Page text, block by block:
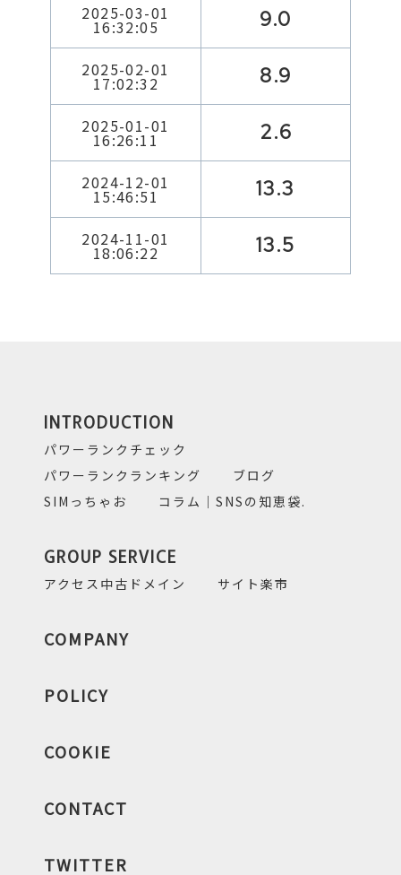
2025-03-01
16:32:05 9.0
2025-02-01
17:02:32 8.9
2025-01-01
16:26:11 2.6
2024-12-01
15:46:51 13.3
2024-11-01
18:06:22 13.5
INTRODUCTION
パワーランクチェック
パワーランクランキング
ブログ
SIMっちゃお
コラム｜SNSの知恵袋.
GROUP SERVICE
アクセス中古ドメイン サイト楽市
COMPANY
POLICY
COOKIE
CONTACT
TWITTER